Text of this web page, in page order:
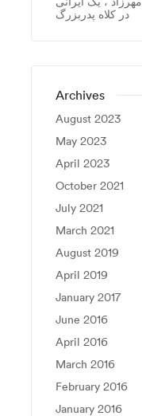
در کلاه پدربزرگ
Archives
August 2023
May 2023
April 2023
October 2021
July 2021
March 2021
August 2019
April 2019
January 2017
June 2016
April 2016
March 2016
February 2016
January 2016